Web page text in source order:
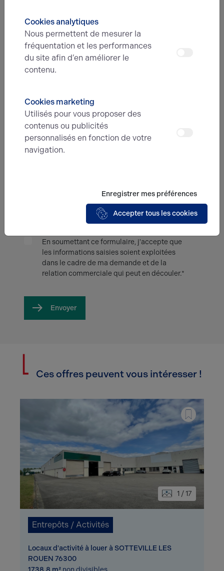
E-mail*
N° de téléphone*
Type d'offre
Message
En soumettant ce formulaire, j'accepte que
les informations saisies soient exploitées
dans le cadre de ma demande et de la
relation commerciale qui peut en découler.*
Envoyer
Ces offres peuvent vous intéresser !
1 / 17
Entrepôts / Activités
Locaux d'activité à louer à SOTTEVILLE LES
ROUEN 76300
Cookies analytiques
Nous permettent de mesurer la
fréquentation et les performances
du site afin d’en améliorer le
contenu.
Cookies marketing
Utilisés pour vous proposer des
contenus ou publicités
personnalisés en fonction de votre
navigation.
Enregistrer mes préférences
Accepter tous les cookies